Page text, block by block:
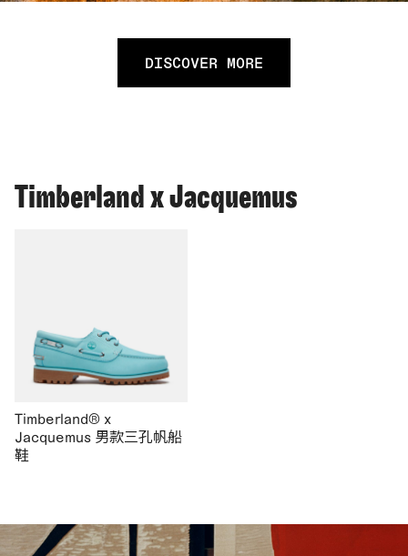
DISCOVER MORE
Timberland x Jacquemus
Timberland® x
Jacquemus 男款三孔帆船
鞋